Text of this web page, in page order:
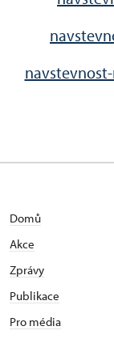
Domů
Akce
Zprávy
Publikace
Pro média